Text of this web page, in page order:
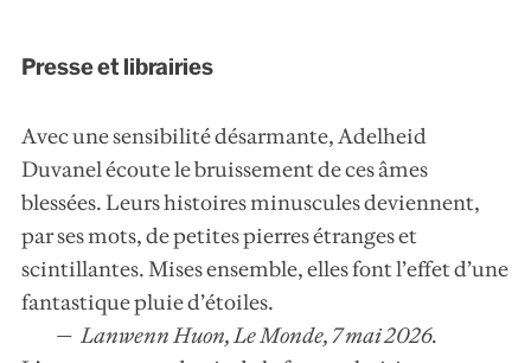
Presse et librairies
Avec une sensibilité désarmante, Adelheid
Duvanel écoute le bruissement de ces âmes
blessées. Leurs histoires minuscules deviennent,
par ses mots, de petites pierres étranges et
scintillantes. Mises ensemble, elles font l’effet d’une
fantastique pluie d’étoiles.
Lanwenn Huon, Le Monde, 7 mai 2026.